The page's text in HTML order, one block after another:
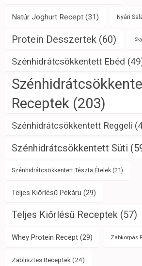
Natúr Joghurt Recept (31) Nyári
Protein Desszertek (60)
Szénhidrátcsökkentett Ebéd
Receptek (203)
Szénhidrátcsökkentett Reggeli
Szénhidrátcsökkentett Süti
Szénhidrátcsökkentett Tészta Ételek (21)
Teljes Kiőrlésű Pékáru (29)
Teljes Kiőrlésű Receptek (57)
Whey Protein Recept (29) Zabkorpás
Zablisztes Receptek (24)